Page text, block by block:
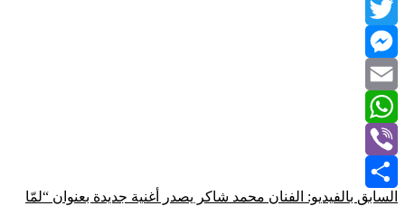
LinkedIn
Twitter
Messenger
Email
WhatsApp
Viber
السابق بالفيديو: الفنان محمد شاكر يصدر أغنية جديدة بعنوان “لمّا